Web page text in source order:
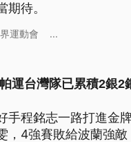
待。
運動會 ...
運台灣隊已累積2銀2
手程銘志一路打進金
，4強賽敗給波蘭強